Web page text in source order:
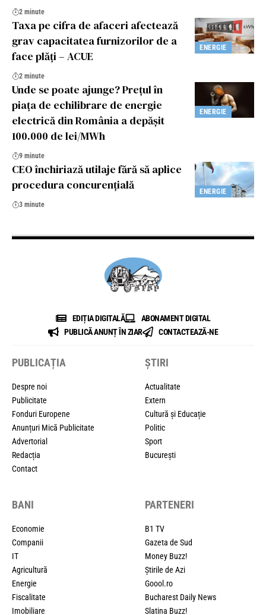
2 minute
ENERGIE
Taxa pe cifra de afaceri afectează
grav capacitatea furnizorilor de a
face plăți – ACUE
2 minute
ENERGIE
Unde se poate ajunge? Prețul în
piața de echilibrare de energie
electrică din România a depășit
100.000 de lei/MWh
9 minute
ENERGIE
CEO închiriază utilaje fără să aplice
procedura concurențială
3 minute
EDIȚIA DIGITALĂ
ABONAMENT DIGITAL
PUBLICĂ ANUNȚ ÎN ZIAR
CONTACTEAZĂ-NE
PUBLICAȚIA
Despre noi
Publicitate
Fonduri Europene
Anunțuri Mică Publicitate
Advertorial
Redacția
Contact
ȘTIRI
Actualitate
Extern
Cultură și Educație
Politic
Sport
București
BANI
Economie
Companii
IT
Agricultură
Energie
Fiscalitate
Imobiliare
PARTENERI
B1 TV
Gazeta de Sud
Money Buzz!
Știrile de Azi
Goool.ro
Bucharest Daily News
Slatina Buzz!